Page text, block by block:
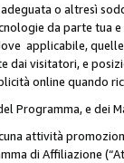
o altresì
da parte tua
applicabile,
visitatori, e
online quando
e dei
attività
di Affiliazione